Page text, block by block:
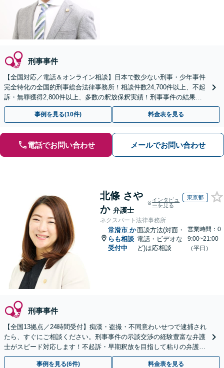
刑事事件
【全国対応／電話＆オンライン相談】日本で数少ない刑事・少年事件
完全特化の全国的刑事総合法律事務所！相談件数24,700件以上、不起
訴・無罪獲得2,800件以上、多数の釈放保釈実績！刑事事件の結果は
弁護士の腕次第で変わります【初回相談無料】
事例を見る(10件) 料金表を見る
電話でお問い合わせ メールでお問い合わせ
北條 さや
か 弁護士
インタビュ
ーを見る
東京都
ネクスパート法律事務所
常滑市 か
らも相談
受付中
面談方法(対面・
電話・ビデオな
ど)は応相談
営業時間：0
9:00~21:00
（平日）
刑事事件
【全国13拠点／24時間受付】痴漢・盗撮・不同意わいせつで逮捕され
たら、すぐにご相談ください。刑事事件の示談交渉の経験豊富な弁護
士がスピード対応します！不起訴・早期釈放を目指して粘りの弁護活
動を行います。
事例を見る(6件) 料金表を見る